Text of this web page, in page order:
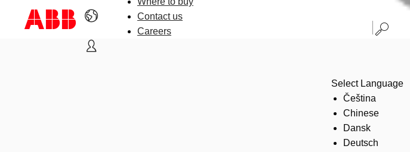
Contact us
Careers
Select Language
Čeština
Chinese
Dansk
Deutsch